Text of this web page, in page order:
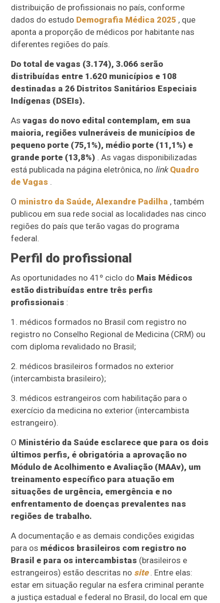
distribuição de profissionais no país, conforme
dados do estudo Demografia Médica 2025 , que
aponta a proporção de médicos por habitante nas
diferentes regiões do país.
Do total de vagas (3.174), 3.066 serão
distribuídas entre 1.620 municípios e 108
destinadas a 26 Distritos Sanitários Especiais
Indígenas (DSEIs).
Asvagas do novo edital contemplam, em sua
maioria, regiões vulneráveis de municípios de
pequeno porte (75,1%), médio porte (11,1%) e
grande porte (13,8%) . As vagas disponibilizadas
está publicada na página eletrônica, no link Quadro
de Vagas .
O ministro da Saúde, Alexandre Padilha , também
publicou em sua rede social as localidades nas cinco
regiões do país que terão vagas do programa
federal.
Perfil do profissional
As oportunidades no 41º ciclo do Mais Médicos
estão distribuídas entre três perfis
profissionais :
1. médicos formados no Brasil com registro no
registro no Conselho Regional de Medicina (CRM) ou
com diploma revalidado no Brasil;
2. médicos brasileiros formados no exterior
(intercambista brasileiro);
3. médicos estrangeiros com habilitação para o
exercício da medicina no exterior (intercambista
estrangeiro).
O Ministério da Saúde esclarece que para os dois
últimos perfis, é obrigatória a aprovação no
Módulo de Acolhimento e Avaliação (MAAv), um
treinamento específico para atuação em
situações de urgência, emergência e no
enfrentamento de doenças prevalentes nas
regiões de trabalho.
A documentação e as demais condições exigidas
para os médicos brasileiros com registro no
Brasil e para os intercambistas (brasileiros e
estrangeiros) estão descritas no site . Entre elas:
estar em situação regular na esfera criminal perante
a justiça estadual e federal no Brasil, do local em que